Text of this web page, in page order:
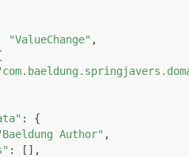
"ValueChange" ,
: {
Author" ,
: [],